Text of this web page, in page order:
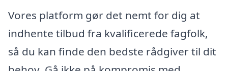
Vores platform gør det nemt for dig at
indhente tilbud fra kvalificerede fagfolk,
så du kan finde den bedste rådgiver til dit